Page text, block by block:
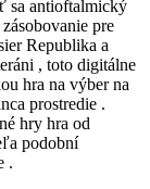
sa antioftalmický
pre
Republika a
, toto digitálne
hra na výber na
prostredie .
hry hra od
podobní
.